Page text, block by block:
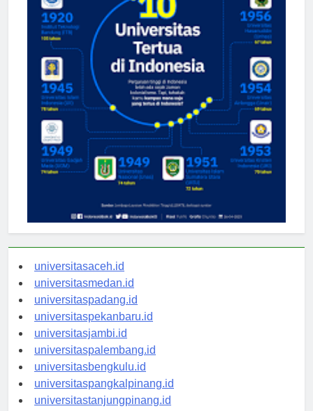
universitasaceh.id
universitasmedan.id
universitaspadang.id
universitaspekanbaru.id
universitasjambi.id
universitaspalembang.id
universitasbengkulu.id
universitaspangkalpinang.id